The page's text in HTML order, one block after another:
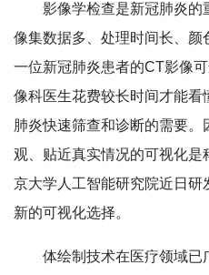
影像学检查是新冠肺炎的
像集数据多、处理时间长、颜
一位新冠肺炎患者的CT影像
像科医生花费较长时间才能
肺炎快速筛查和诊断的需要
观、贴近真实情况的可视化
京大学人工智能研究院近日
新的可视化选择。
体绘制技术在医疗领域已